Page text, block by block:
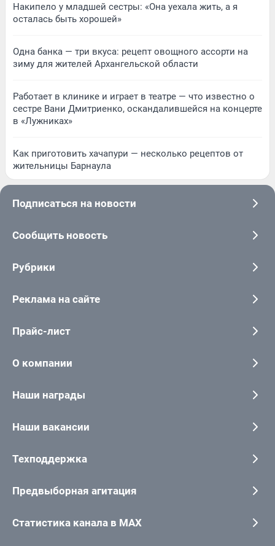
Накипело у младшей сестры: «Она уехала жить, а я
осталась быть хорошей»
Одна банка — три вкуса: рецепт овощного ассорти на
зиму для жителей Архангельской области
Работает в клинике и играет в театре — что известно о
сестре Вани Дмитриенко, оскандалившейся на концерте
в «Лужниках»
Как приготовить хачапури — несколько рецептов от
жительницы Барнаула
Подписаться на новости
Сообщить новость
Рубрики
Реклама на сайте
Прайс-лист
О компании
Наши награды
Наши вакансии
Техподдержка
Предвыборная агитация
Статистика канала в MAX